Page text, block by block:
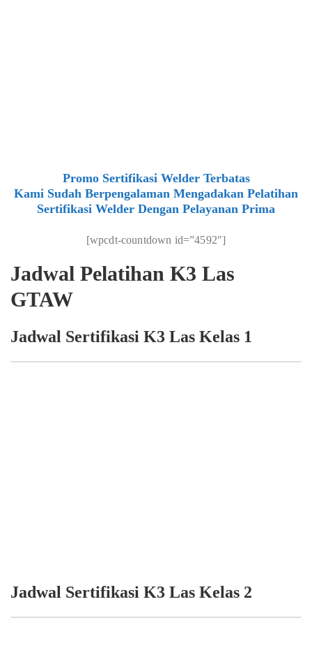
Promo Sertifikasi Welder Terbatas
Kami Sudah Berpengalaman Mengadakan Pelatihan
Sertifikasi Welder Dengan Pelayanan Prima
[wpcdt-countdown id=”4592″]
Jadwal Pelatihan K3 Las
GTAW
Jadwal Sertifikasi K3 Las Kelas 1
Jadwal Sertifikasi K3 Las Kelas 2